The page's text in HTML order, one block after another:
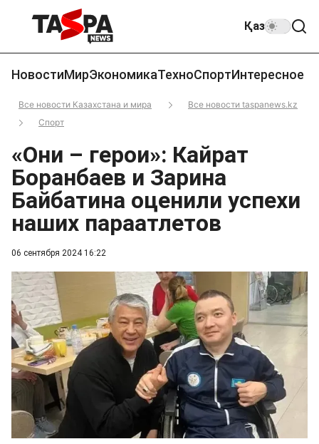
Қаз
НовостиМирЭкономикаТехноСпортИнтересное
Все новости Казахстана и мира
Все новости taspanews.kz
Спорт
06 сентября 2024 16:22
«Они – герои»: Кайрат
Боранбаев и Зарина
Байбатина оценили успехи
наших параатлетов